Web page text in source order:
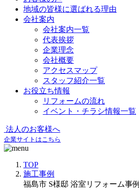
地域の皆様に選ばれる理由
会社案内
会社案内一覧
代表挨拶
企業理念
会社概要
アクセスマップ
スタッフ紹介一覧
お役立ち情報
リフォームの流れ
イベント・チラシ情報一覧
法人のお客様へ
企業サイトはこちら
TOP
施工事例
福島市 S様邸 浴室リフォーム事例